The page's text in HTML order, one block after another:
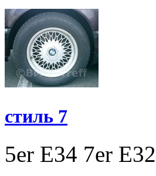
стиль 7
5er E34 7er E32